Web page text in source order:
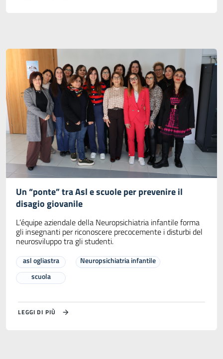
Un “ponte” tra Asl e scuole per prevenire il
disagio giovanile
L’équipe aziendale della Neuropsichiatria infantile forma
gli insegnanti per riconoscere precocemente i disturbi del
neurosviluppo tra gli studenti.
asl ogliastra
Neuropsichiatria infantile
scuola
LEGGI DI PIÙ